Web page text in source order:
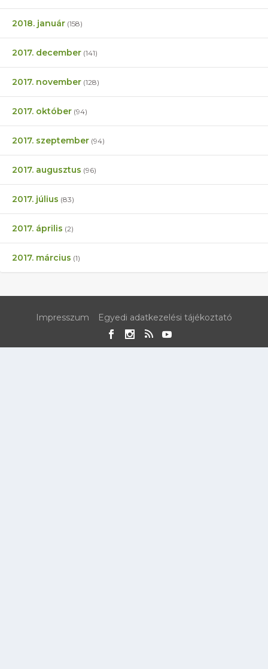
2018. január (158)
2017. december (141)
2017. november (128)
2017. október (94)
2017. szeptember (94)
2017. augusztus (96)
2017. július (83)
2017. április (2)
2017. március (1)
Impresszum Egyedi adatkezelési tájékoztató